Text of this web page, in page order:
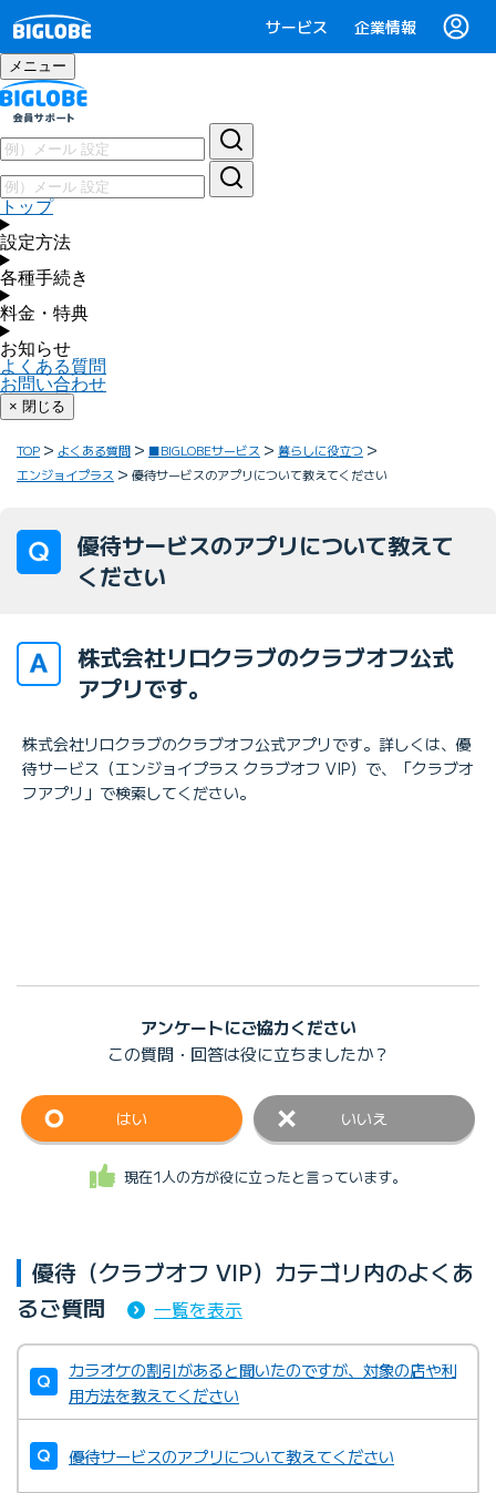
サービス 企業情報
メニュー
トップ
設定方法
各種手続き
料金・特典
お知らせ
よくある質問
お問い合わせ
× 閉じる
TOP よくある質問 ■BIGLOBEサービス
暮らしに役立つ
エンジョイプラス
優待サービスのアプリについて教えてください
優待サービスのアプリについて教えて
ください
株式会社リロクラブのクラブオフ公式
アプリです。
株式会社リロクラブのクラブオフ公式アプリです。詳しくは、優
待サービス（エンジョイプラス クラブオフ VIP）で、「クラブオ
フアプリ」で検索してください。
アンケートにご協力ください
この質問・回答は役に立ちましたか？
はい いいえ
現在1人の方が役に立ったと言っています。
優待（クラブオフ VIP）カテゴリ内のよくあ
るご質問
一覧を表示
カラオケの割引があると聞いたのですが、対象の店や利
用方法を教えてください
優待サービスのアプリについて教えてください